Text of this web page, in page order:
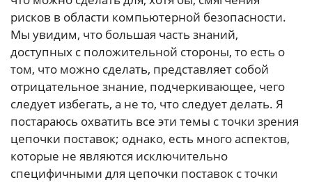
рисков в области компьютерной безопасности.
Мы увидим, что большая часть знаний,
доступных с положительной стороны, то есть о
том, что можно сделать, представляет собой
отрицательное знание, подчеркивающее, чего
следует избегать, а не то, что следует делать. Я
постараюсь охватить все эти темы с точки зрения
цепочки поставок; однако, есть много аспектов,
которые не являются исключительно
специфичными для цепочки поставок с точки